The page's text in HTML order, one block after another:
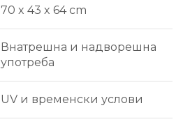
70 x 43 x 64 cm
Внатрешна и надворешна
употреба
UV и временски услови